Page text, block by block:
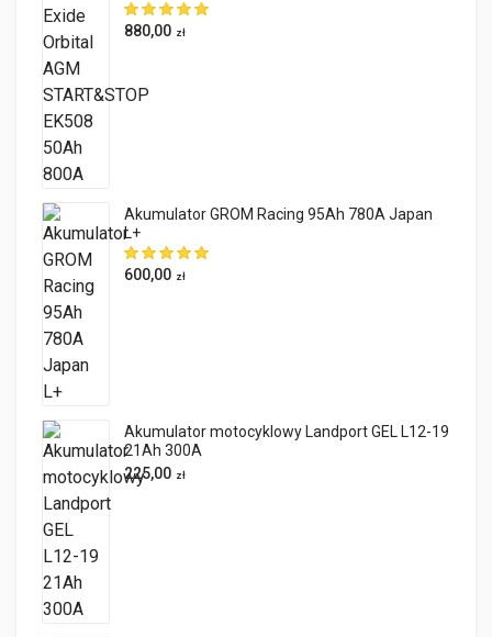
880,00 zł
Akumulator GROM Racing 95Ah 780A Japan
L+
600,00 zł
Akumulator motocyklowy Landport GEL L12-19
21Ah 300A
225,00 zł